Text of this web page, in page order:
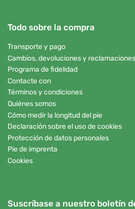
Todo sobre la compra
Transporte y pago
Cambios, devoluciones y reclamaciones
Programa de fidelidad
Contacte con
Términos y condiciones
Quiénes somos
Cómo medir la longitud del pie
Declaración sobre el uso de cookies
Protección de datos personales
Pie de imprenta
Cookies
Suscríbase a nuestro boletín